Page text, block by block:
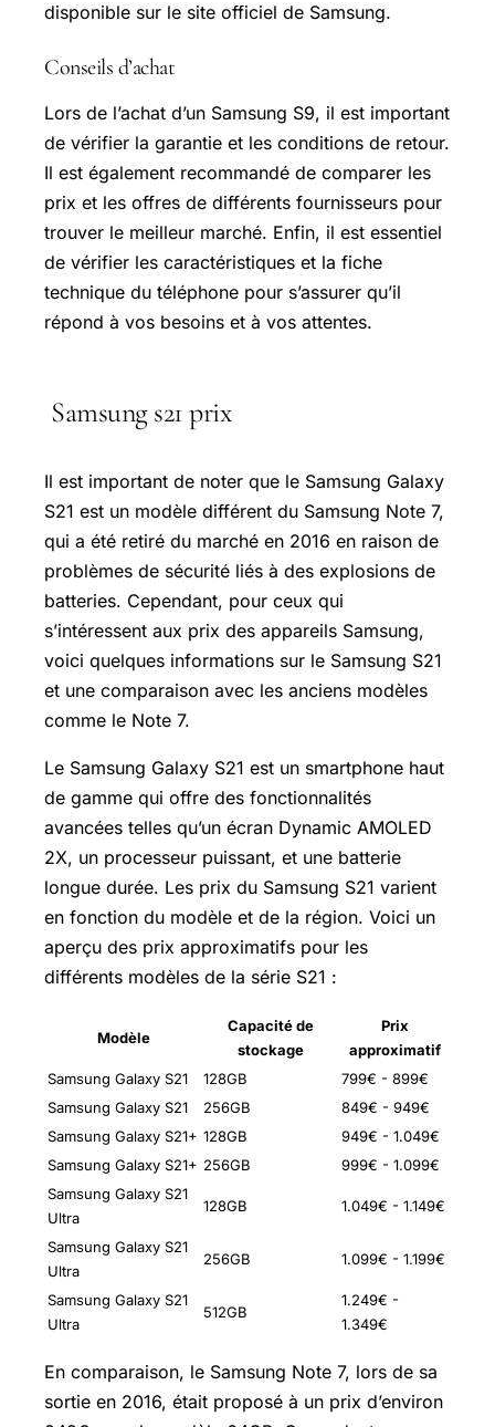
disponible sur le site officiel de Samsung.
Conseils d’achat
Lors de l’achat d’un Samsung S9, il est important
de vérifier la garantie et les conditions de retour.
Il est également recommandé de comparer les
prix et les offres de différents fournisseurs pour
trouver le meilleur marché. Enfin, il est essentiel
de vérifier les caractéristiques et la fiche
technique du téléphone pour s’assurer qu’il
répond à vos besoins et à vos attentes.
Samsung s21 prix
Il est important de noter que le Samsung Galaxy
S21 est un modèle différent du Samsung Note 7,
qui a été retiré du marché en 2016 en raison de
problèmes de sécurité liés à des explosions de
batteries. Cependant, pour ceux qui
s’intéressent aux prix des appareils Samsung,
voici quelques informations sur le Samsung S21
et une comparaison avec les anciens modèles
comme le Note 7.
Le Samsung Galaxy S21 est un smartphone haut
de gamme qui offre des fonctionnalités
avancées telles qu’un écran Dynamic AMOLED
2X, un processeur puissant, et une batterie
longue durée. Les prix du Samsung S21 varient
en fonction du modèle et de la région. Voici un
aperçu des prix approximatifs pour les
différents modèles de la série S21 :
Modèle
Capacité de
stockage
Prix
approximatif
Samsung Galaxy S21
128GB
799€ - 899€
Samsung Galaxy S21
256GB
849€ - 949€
Samsung Galaxy S21+ 128GB
949€ - 1.049€
Samsung Galaxy S21+ 256GB
999€ - 1.099€
Samsung Galaxy S21
Ultra
128GB 1.049€ - 1.149€
Samsung Galaxy S21
Ultra
256GB 1.099€ - 1.199€
Samsung Galaxy S21
Ultra
512GB
1.249€ -
1.349€
En comparaison, le Samsung Note 7, lors de sa
sortie en 2016, était proposé à un prix d’environ